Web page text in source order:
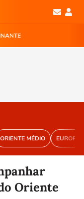
ORIENTE MÉDIO EUROPA
Oriente